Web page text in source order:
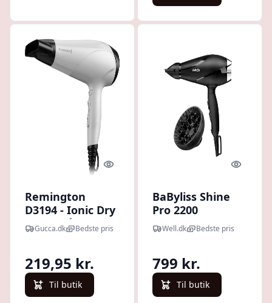
Quick look
Remington
D3194 - Ionic Dry
2200 - Hårtørrer -
2200w
Gucca.dk Bedste pris
219,95 kr.
Til butik
Quick
BaByliss Shine
Pro 2200
Føntørrer 6713DE
Well.dk Bedste pris
799 kr.
Til butik